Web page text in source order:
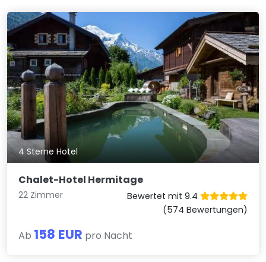
4 Sterne Hotel
Chalet-Hotel Hermitage
22 Zimmer
Bewertet mit 9.4
(574 Bewertungen)
Ab 158 EUR pro Nacht